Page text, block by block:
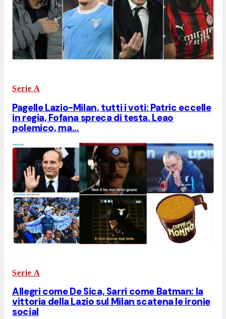
Serie A
Pagelle Lazio-Milan, tutti i voti: Patric eccelle
in regia, Fofana spreca di testa. Leao
polemico, ma...
Serie A
Allegri come De Sica, Sarri come Batman: la
vittoria della Lazio sul Milan scatena le ironie
social